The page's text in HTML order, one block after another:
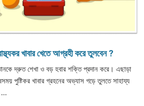
খাবার খেতে আগ্রহী করে তুলবেন ?
দ্রুত শেখা ও বড় হবার শক্তি প্রদান করে। এছাড়া
পুষ্টিকর খাবার গ্রহনের অভ্যাস গড়ে তুলতে সাহায্য
...